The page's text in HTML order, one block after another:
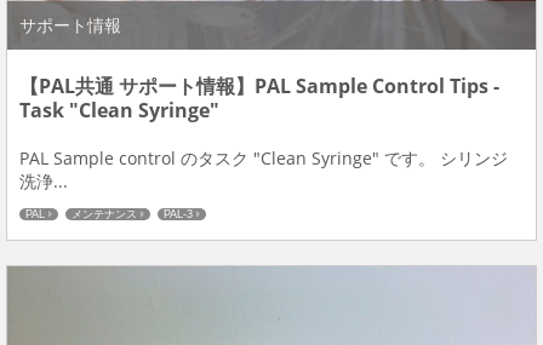
サポート情報
【PAL共通 サポート情報】PAL Sample Control Tips -
Task "Clean Syringe"
PAL Sample control のタスク "Clean Syringe" です。 シリンジ
洗浄...
PAL メンテナンス PAL-3